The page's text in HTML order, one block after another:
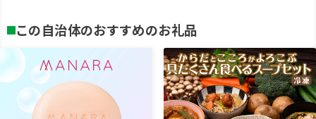
この自治体のおすすめのお礼品